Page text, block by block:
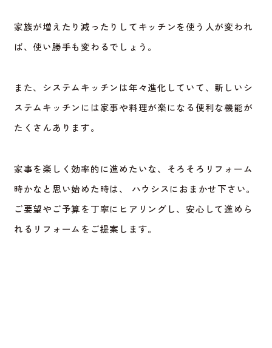
家族が増えたり減ったりしてキッチンを使う人が変われ
ば、使い勝手も変わるでしょう。
また、システムキッチンは年々進化していて、新しいシ
ステムキッチンには家事や料理が楽になる便利な機能が
たくさんあります。
家事を楽しく効率的に進めたいな、そろそろリフォーム
時かなと思い始めた時は、 ハウシスにおまかせ下さい。
ご要望やご予算を丁寧にヒアリングし、安心して進めら
れるリフォームをご提案します。